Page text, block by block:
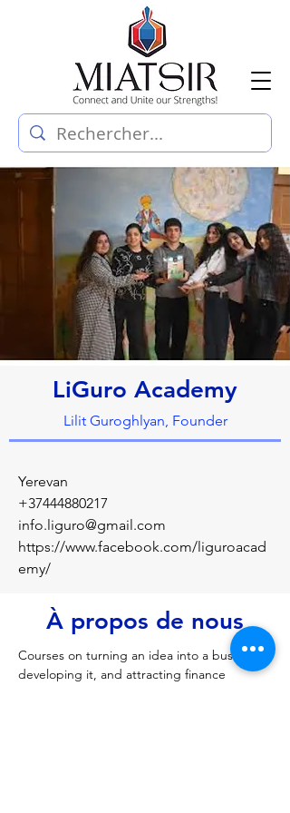
LiGuro Academy
Lilit Guroghlyan, Founder
Yerevan
+37444880217
info.liguro@gmail.com
https://www.facebook.com/liguroacad
emy/
À propos de nous
Courses on turning an idea into a business,
developing it, and attracting finance